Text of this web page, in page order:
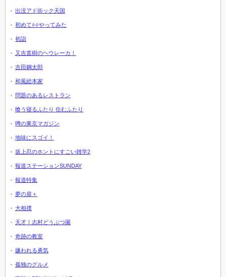
出没アド街ック天国
初めて○○やってみた
初詣
又吉直樹のヘウレーカ！
吉田鋼太郎
和風総本家
問題のあるレストラン
喰う寝るふたり 住むふたり
噂の東京マガジン
地味にスゴイ！
坂上忍のホントにすごい雑学2
報道ステーションSUNDAY
報道特集
夢の扉＋
大相撲
天才！志村どうぶつ園
奇跡の教室
嫌われる勇気
孤独のグルメ